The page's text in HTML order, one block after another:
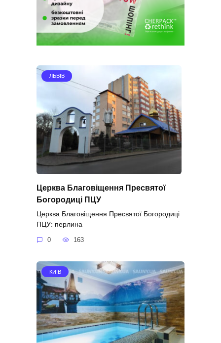
ЛЬВІВ
Церква Благовіщення Пресвятої
Богородиці ПЦУ
Церква Благовіщення Пресвятої Богородиці
ПЦУ: перлина
0 163
КИЇВ